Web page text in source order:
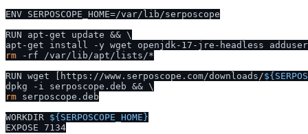
ENV SERPOSCOPE_HOME=/var/lib/serposcope
RUN apt-get update && \
rm -rf /var/lib/apt/lists/*
RUN wget [https://www.serposcope.com/downloads/
rm serposcope.deb
WORKDIR ${SERPOSCOPE_HOME}
EXPOSE 7134